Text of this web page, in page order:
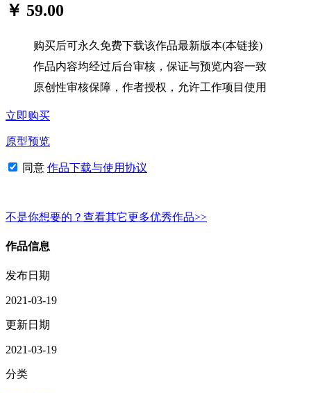
￥ 59.00
购买后可永久免费下载该作品最新版本(本链接)
作品内容均经过后台审核，保证与预览内容一致
原创性审核保障，作者授权，允许工作项目使用
立即购买
原型预览
同意 作品下载与使用协议
不是你想要的？查看其它更多优秀作品>>
作品信息
发布日期
2021-03-19
更新日期
2021-03-19
分类